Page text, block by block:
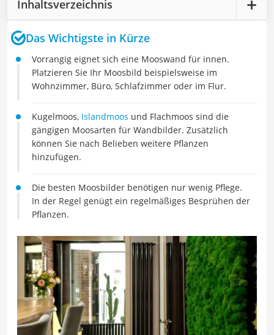
Inhaltsverzeichnis
Das Wichtigste in Kürze
Vorrangig eignet sich eine Mooswand für innen.
Platzieren Sie Ihr Moosbild beispielsweise im
Wohnzimmer, Büro, Schlafzimmer oder im Flur.
Kugelmoos, Islandmoos und Flachmoos sind die
gängigen Moosarten für Wandbilder. Zusätzlich
können Sie nach Belieben weitere Pflanzen
hinzufügen.
Die besten Moosbilder benötigen nur wenig Pflege.
In der Regel genügt ein regelmäßiges Besprühen der
Pflanzen.